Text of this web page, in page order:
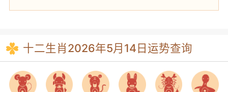
十二生肖2026年5月14日运势查询